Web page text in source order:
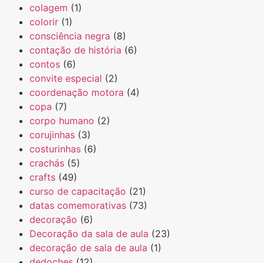
colagem (1)
colorir (1)
consciência negra (8)
contação de história (6)
contos (6)
convite especial (2)
coordenação motora (4)
copa (7)
corpo humano (2)
corujinhas (3)
costurinhas (6)
crachás (5)
crafts (49)
curso de capacitação (21)
datas comemorativas (73)
decoração (6)
Decoração da sala de aula (23)
decoração de sala de aula (1)